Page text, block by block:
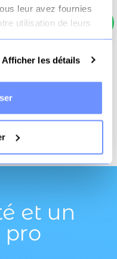
leur avez fournies
utilisation de leurs
Afficher les détails
2490 €
2022-07-04
et un
pro